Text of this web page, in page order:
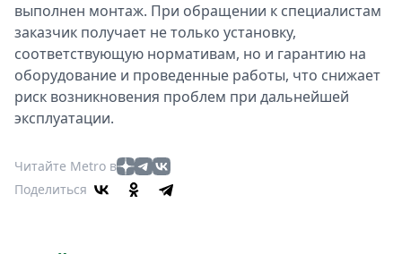
выполнен монтаж. При обращении к специалистам
заказчик получает не только установку,
соответствующую нормативам, но и гарантию на
оборудование и проведенные работы, что снижает
риск возникновения проблем при дальнейшей
эксплуатации.
Читайте Metro в
Поделиться